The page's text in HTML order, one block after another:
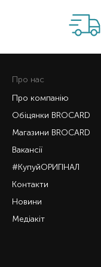
Про нас
Про компанію
Обіцянки BROCARD
Магазини BROCARD
Вакансії
#КупуйОРИГІНАЛ
Контакти
Новини
Медіакіт